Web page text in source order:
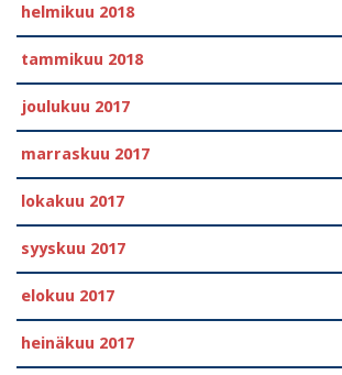
helmikuu 2018
tammikuu 2018
joulukuu 2017
marraskuu 2017
lokakuu 2017
syyskuu 2017
elokuu 2017
heinäkuu 2017